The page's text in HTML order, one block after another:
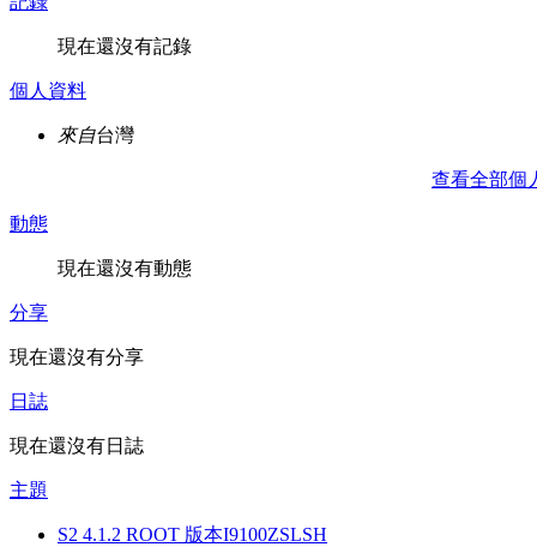
現在還沒有記錄
個人資料
來自台灣
查看全部個
動態
現在還沒有動態
分享
現在還沒有分享
日誌
現在還沒有日誌
主題
S2 4.1.2 ROOT 版本I9100ZSLSH